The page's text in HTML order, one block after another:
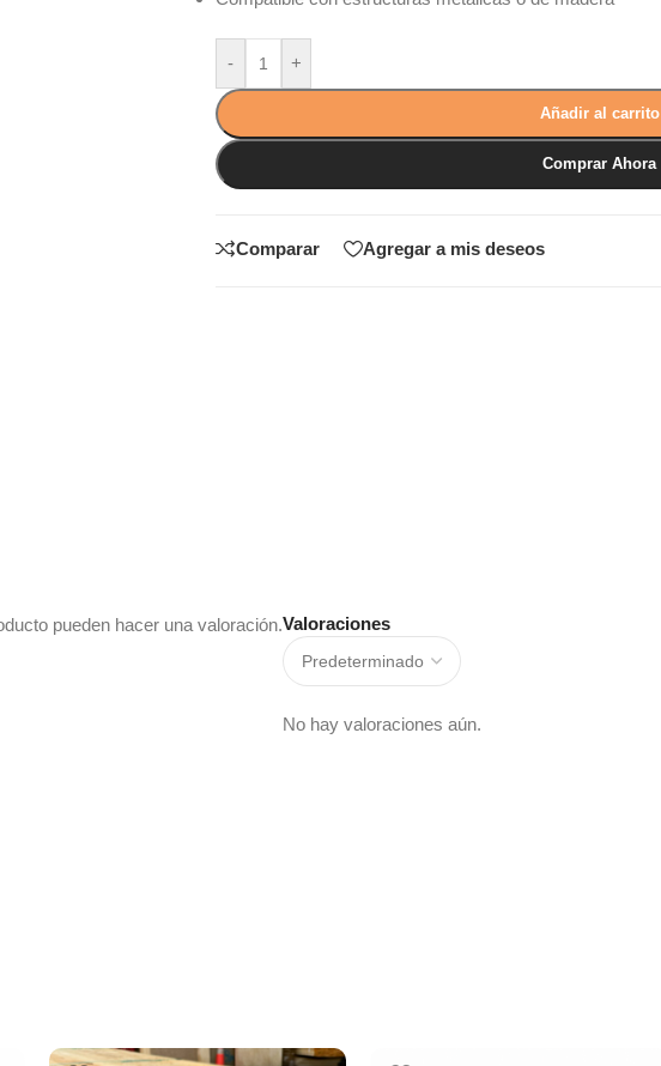
- +
Añadir al carrito
Comprar Ahora
Comparar Agregar a mis deseos
Valoraciones
No hay valoraciones aún.
pueden hacer una valoración.